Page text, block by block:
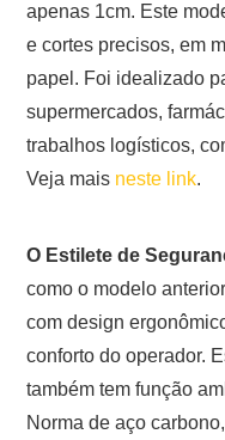
apenas 1cm. Este
e cortes precisos, em
papel. Foi idealizado
supermercados,
trabalhos logísticos,
Veja mais neste link.
O Estilete de
como o modelo
com design
conforto do operador.
também tem função
Norma de aço